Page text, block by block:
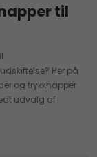
til
Her på
og trykknapper
udvalg af